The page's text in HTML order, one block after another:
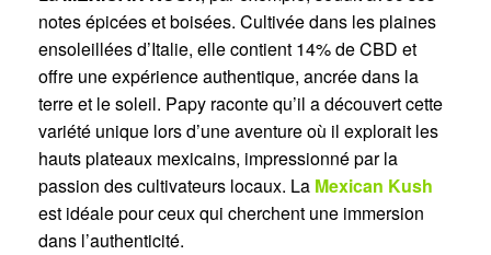
notes épicées et boisées. Cultivée dans les plaines
ensoleillées d’Italie, elle contient 14% de CBD et
offre une expérience authentique, ancrée dans la
terre et le soleil. Papy raconte qu’il a découvert cette
variété unique lors d’une aventure où il explorait les
hauts plateaux mexicains, impressionné par la
passion des cultivateurs locaux. La Mexican Kush
est idéale pour ceux qui cherchent une immersion
dans l’authenticité.